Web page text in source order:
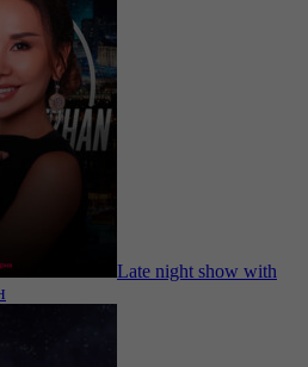
Late night show with